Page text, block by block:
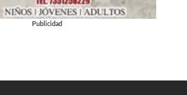
Publicidad